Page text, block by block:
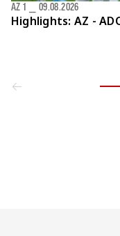
Highlights: AZ -
AZ 1 09.08.2026